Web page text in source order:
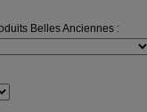
Belles Anciennes :